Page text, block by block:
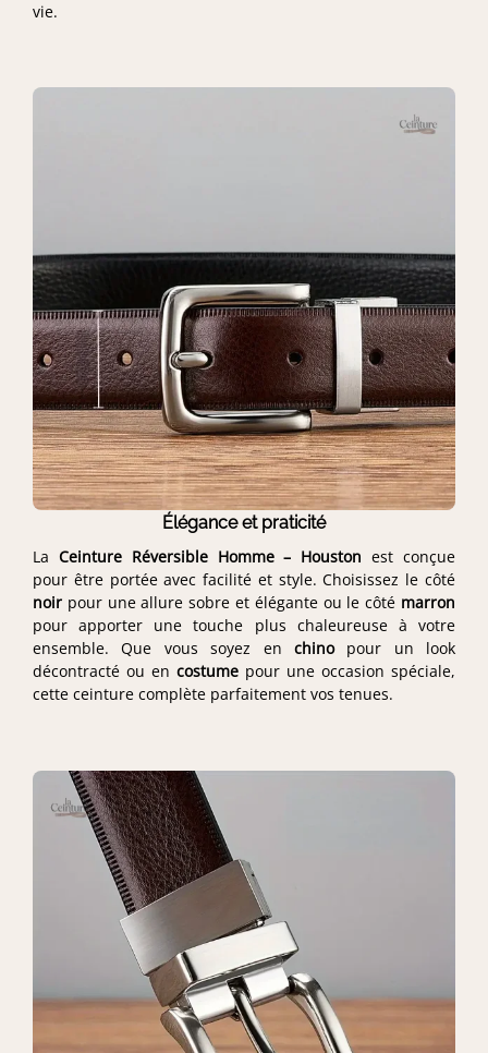
vie.
Élégance et praticité
La Ceinture Réversible Homme – Houston est conçue
pour être portée avec facilité et style. Choisissez le côté
noir pour une allure sobre et élégante ou le côté marron
pour apporter une touche plus chaleureuse à votre
ensemble. Que vous soyez en chinopour un look
décontracté ou en costume pour une occasion spéciale,
cette ceinture complète parfaitement vos tenues.